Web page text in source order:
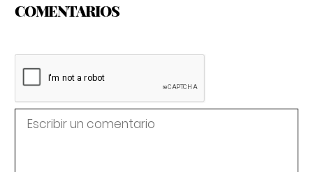
COMENTARIOS